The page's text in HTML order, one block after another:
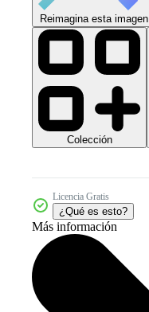
Reimagina esta imagen
Colección
Licencia Gratis
¿Qué es esto?
Más información